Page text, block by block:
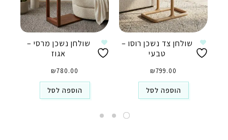
שולחן צד נשכן רוסו –
טבעי
₪799.00
הוספה לסל
שולחן נשכן מרסי –
אגוז
₪780.00
הוספה לסל